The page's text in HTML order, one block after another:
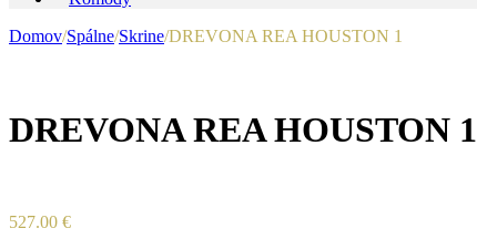
Domov/Spálne/Skrine/DREVONA REA HOUSTON 1
DREVONA REA HOUSTON 1
527.00 €